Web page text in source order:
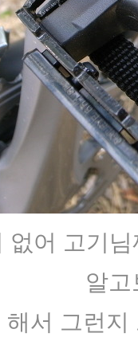
없어 고기
알
해서 그런